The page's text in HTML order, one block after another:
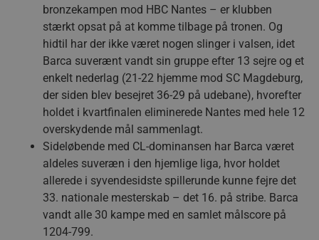
bronzekampen mod HBC Nantes – er klubben
stærkt opsat på at komme tilbage på tronen. Og
hidtil har der ikke været nogen slinger i valsen, idet
Barca suverænt vandt sin gruppe efter 13 sejre og et
enkelt nederlag (21-22 hjemme mod SC Magdeburg,
der siden blev besejret 36-29 på udebane), hvorefter
holdet i kvartfinalen eliminerede Nantes med hele 12
overskydende mål sammenlagt.
Sideløbende med CL-dominansen har Barca været
aldeles suveræn i den hjemlige liga, hvor holdet
allerede i syvendesidste spillerunde kunne fejre det
33. nationale mesterskab – det 16. på stribe. Barca
vandt alle 30 kampe med en samlet målscore på
1204-799.